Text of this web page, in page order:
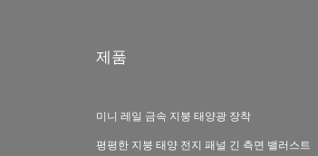
제품
미니 레일 금속 지붕 태양광 장착
평평한 지붕 태양 전지 패널 긴 측면 밸러스트